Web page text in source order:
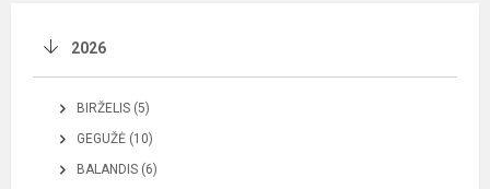
2026
BIRŽELIS (5)
GEGUŽĖ (10)
BALANDIS (6)